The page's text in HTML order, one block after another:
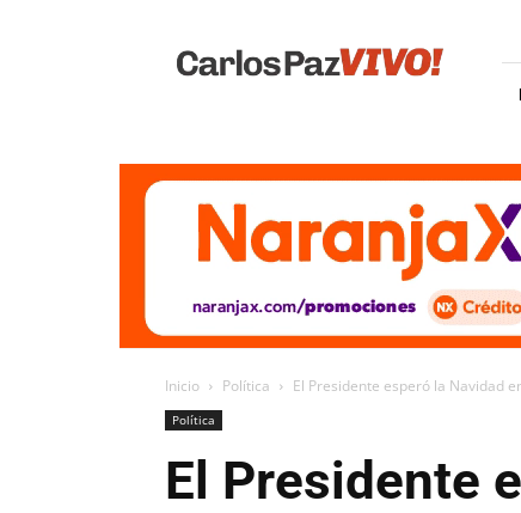
Vivo
Inicio Política El Presidente esperó la Navidad
Política
El Presidente